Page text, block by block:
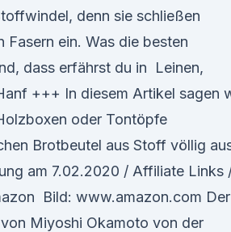
denn sie schließen
Fasern ein. Was die besten
dass erfährst du in Leinen,
+++ In diesem Artikel sagen
oder Tontöpfe
Brotbeutel aus Stoff völlig
am 7.02.2020 / Affiliate Links
Bild: www.amazon.com Der
Miyoshi Okamoto von der